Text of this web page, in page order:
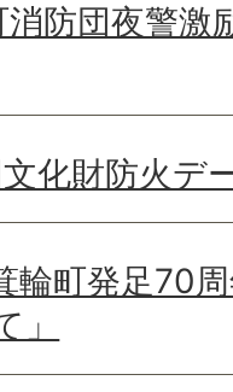
防団夜警激
化財防火デ
輪町発足70